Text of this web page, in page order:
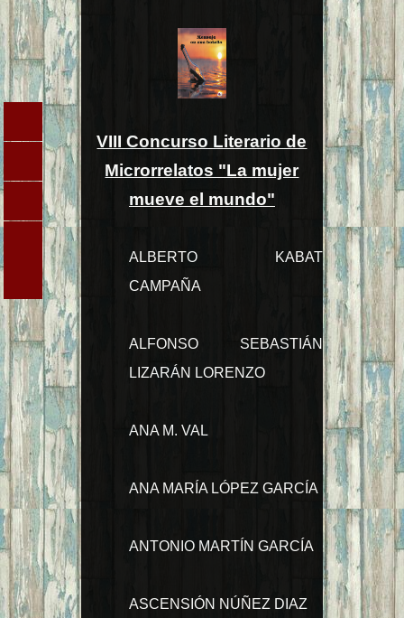
VIII Concurso Literario de
Microrrelatos "La mujer
mueve el mundo"
ALBERTO KABAT
CAMPAÑA
ALFONSO SEBASTIÁN
LIZARÁN LORENZO
ANA M. VAL
ANA MARÍA LÓPEZ GARCÍA
ANTONIO MARTÍN GARCÍA
ASCENSIÓN NÚÑEZ DIAZ